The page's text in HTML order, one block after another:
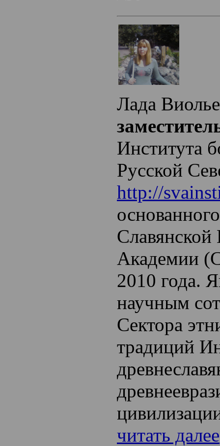
Лада
Института
Русской
http://
Академии
2010 года.
научным
Сектора
традиций
читать далее